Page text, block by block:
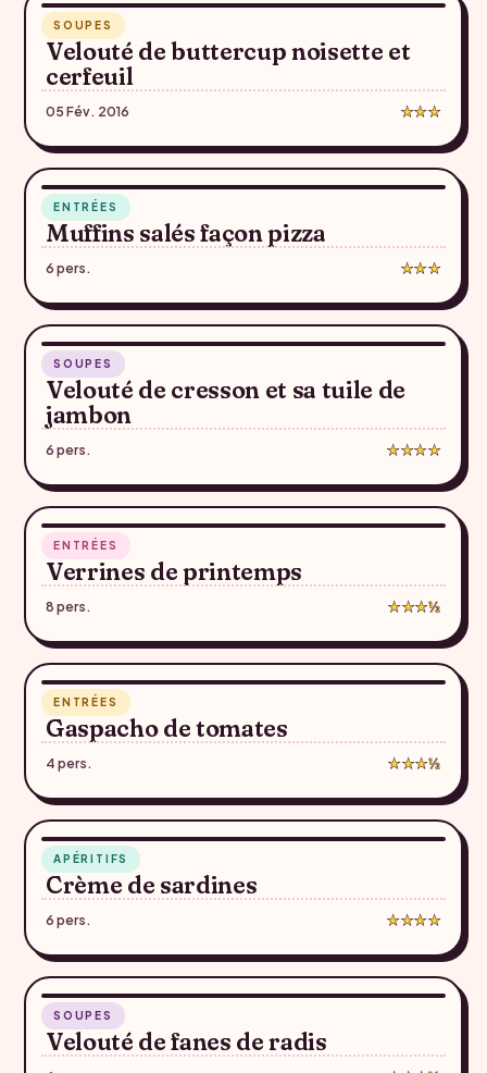
SOUPES
Velouté de buttercup noisette et
cerfeuil
05 Fév. 2016 ★★★
ENTRÉES
Muffins salés façon pizza
6 pers. ★★★
SOUPES
Velouté de cresson et sa tuile de
jambon
6 pers. ★★★★
ENTRÉES
Verrines de printemps
8 pers. ★★★½
ENTRÉES
Gaspacho de tomates
4 pers. ★★★½
APÉRITIFS
Crème de sardines
6 pers. ★★★★
SOUPES
Velouté de fanes de radis